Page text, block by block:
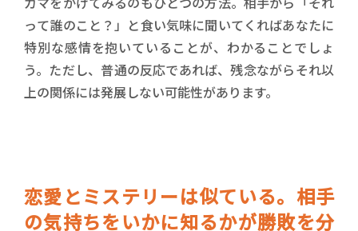
って誰のこと？」と食い気味に聞いてくればあなたに
特別な感情を抱いていることが、わかることでしょ
う。ただし、普通の反応であれば、残念ながらそれ以
上の関係には発展しない可能性があります。
恋愛とミステリーは似ている。相手
の気持ちをいかに知るかが勝敗を分